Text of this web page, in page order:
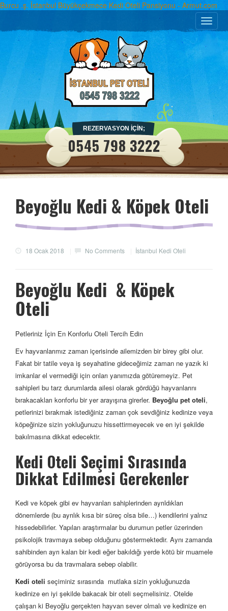
Burcu .ş. İstanbul Büyükçekmece Kedi Oteli Pansiyonu - Armut.com
Toggle
REZERVASYON İÇİN;
0545 798 3222
Beyoğlu Kedi & Köpek Oteli
18 Ocak 2018 No Comments İstanbul Kedi Oteli
Beyoğlu Kedi & Köpek
Oteli
Petleriniz İçin En Konforlu Oteli Tercih Edin
Ev hayvanlarımız zaman içerisinde ailemizden bir birey gibi olur.
Fakat bir tatile veya iş seyahatine gideceğimiz zaman ne yazık ki
imkanlar el vermediği için onları yanımızda götüremeyiz. Pet
sahipleri bu tarz durumlarda ailesi olarak gördüğü hayvanlarını
bırakacakları konforlu bir yer arayışına girerler. Beyoğlu pet oteli,
petlerinizi bırakmak istediğiniz zaman çok sevdiğiniz kedinize veya
köpeğinize sizin yokluğunuzu hissettirmeyecek ve en iyi şekilde
bakılmasına dikkat edecektir.
Kedi Oteli Seçimi Sırasında
Dikkat Edilmesi Gerekenler
Kedi ve köpek gibi ev hayvanları sahiplerinden ayrıldıkları
dönemlerde (bu ayrılık kısa bir süreç olsa bile…) kendilerini yalnız
hissedebilirler. Yapılan araştırmalar bu durumun petler üzerinden
psikolojik travmaya sebep olduğunu göstermektedir. Aynı zamanda
sahibinden ayrı kalan bir kedi eğer bakıldığı yerde kötü bir muamele
görüyorsa bu da travmalara sebep olabilir.
Kedi oteli seçiminiz sırasında mutlaka sizin yokluğunuzda
kedinize en iyi şekilde bakacak bir oteli seçmelisiniz. Otelde
çalışan ki Beyoğlu gerçekten hayvan sever olmalı ve kedinize en